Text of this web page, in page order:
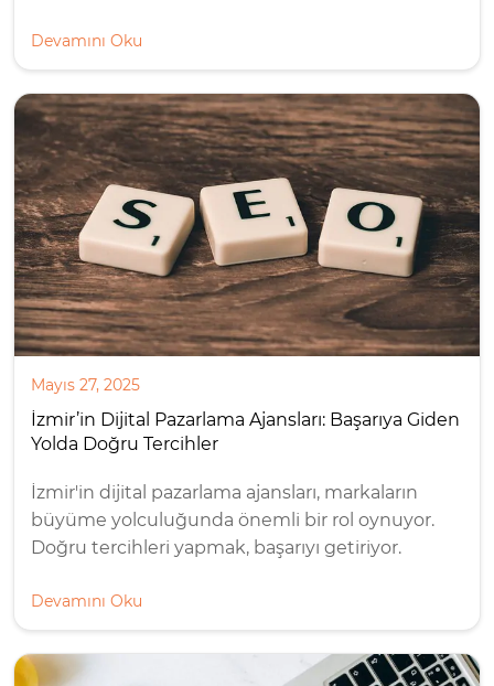
Devamını Oku
Mayıs 27, 2025
İzmir’in Dijital Pazarlama Ajansları: Başarıya Giden
Yolda Doğru Tercihler
İzmir'in dijital pazarlama ajansları, markaların
büyüme yolculuğunda önemli bir rol oynuyor.
Doğru tercihleri yapmak, başarıyı getiriyor.
Devamını Oku